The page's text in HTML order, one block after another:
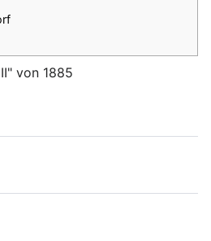
von 1885